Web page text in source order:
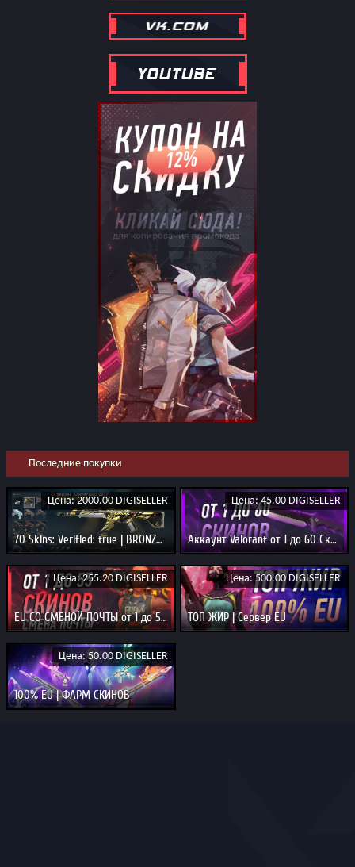
Последние покупки
Цена: 2000.00 DIGISELLER
70 Skins: Verified: true | BRONZE 3
Цена: 45.00 DIGISELLER
Аккаунт Valorant от 1 до 60 Скинов
Цена: 255.20 DIGISELLER
EU СО СМЕНОЙ ПОЧТЫ от 1 до 55 скинов
Цена: 500.00 DIGISELLER
ТОП ЖИР | Сервер EU
Цена: 50.00 DIGISELLER
100% EU | ФАРМ СКИНОВ